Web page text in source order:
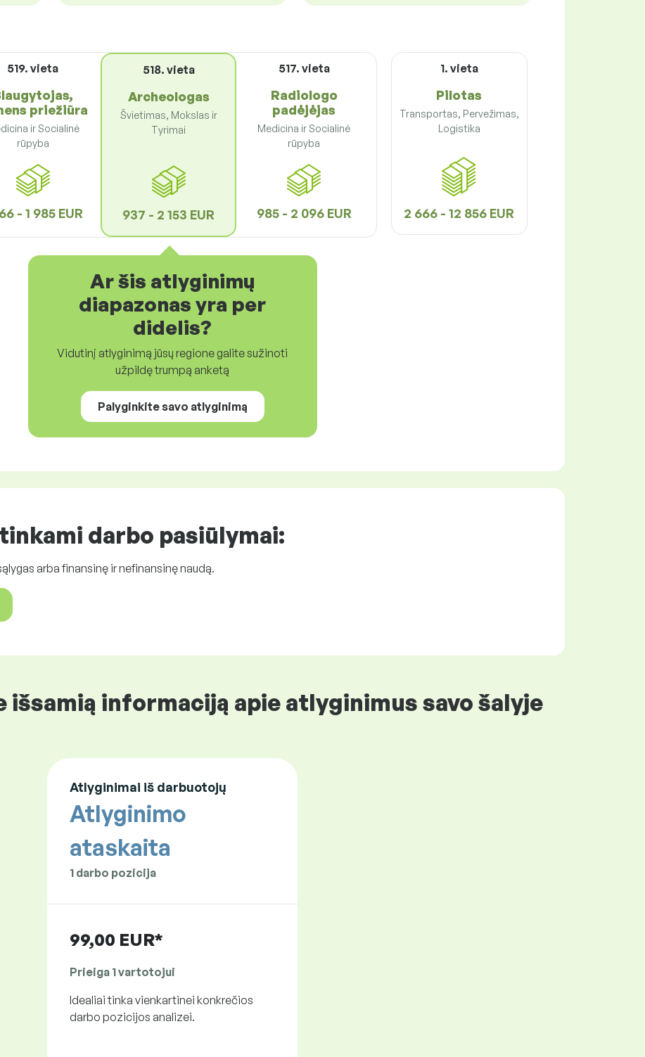
519. vieta
priežiūra
ir Socialinė
rūpyba
- 1 985 EUR
518. vieta
Archeologas
Švietimas, Mokslas ir
Tyrimai
937 - 2 153 EUR
517. vieta
Radiologo
padėjėjas
Medicina ir Socialinė
rūpyba
985 - 2 096 EUR
1. vieta
Pilotas
Transportas, Pervežimas,
Logistika
2 666 - 12 856 EUR
Ar šis atlyginimų
diapazonas yra per
didelis?
Vidutinį atlyginimą jūsų regione galite sužinoti
užpildę trumpą anketą
Palyginkite savo atlyginimą
darbo pasiūlymai:
arba finansinę ir nefinansinę naudą.
išsamią informaciją apie atlyginimus savo šalyje
Atlyginimai iš darbuotojų
Atlyginimo
ataskaita
1 darbo pozicija
99,00 EUR*
Prieiga 1 vartotojui
Idealiai tinka vienkartinei konkrečios
darbo pozicijos analizei.